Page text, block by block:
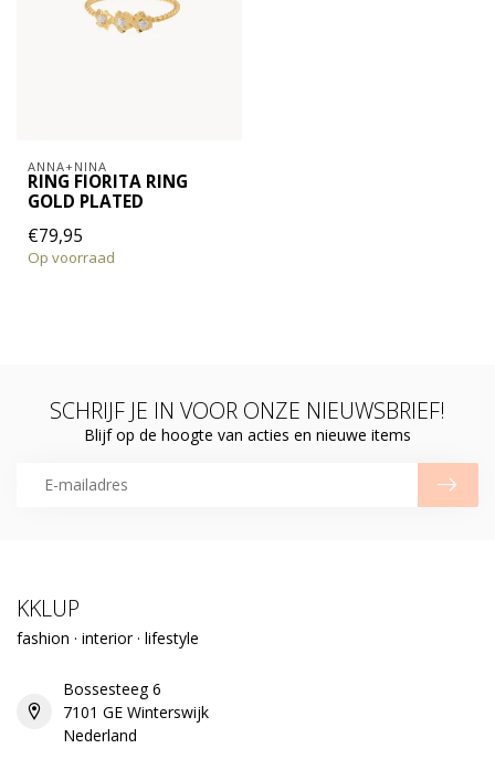
ANNA+NINA
RING FIORITA RING
GOLD PLATED
€79,95
Op voorraad
SCHRIJF JE IN VOOR ONZE NIEUWSBRIEF!
Blijf op de hoogte van acties en nieuwe items
KKLUP
fashion · interior · lifestyle
Bossesteeg 6
7101 GE Winterswijk
Nederland